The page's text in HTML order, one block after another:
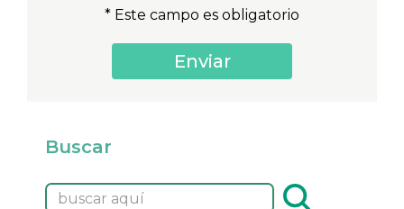
* Este campo es obligatorio
Buscar